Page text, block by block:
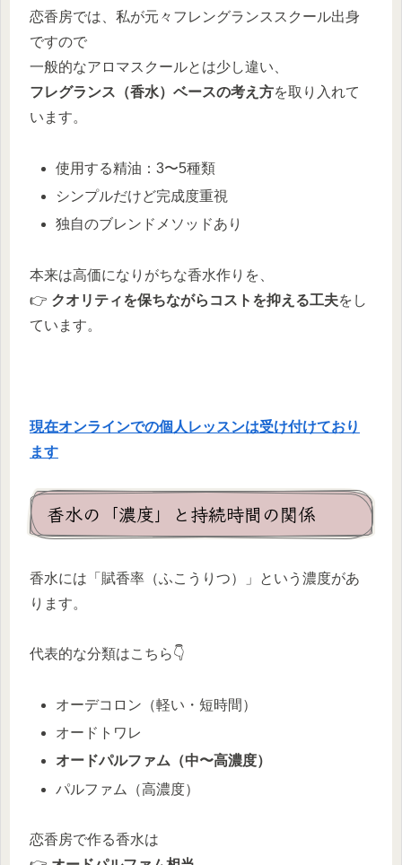
恋香房では、私が元々フレングランススクール出身
ですので
一般的なアロマスクールとは少し違い、
フレグランス（香水）ベースの考え方を取り入れて
います。
使用する精油：3〜5種類
シンプルだけど完成度重視
独自のブレンドメソッドあり
本来は高価になりがちな香水作りを、
👉 クオリティを保ちながらコストを抑える工夫をし
ています。
現在オンラインでの個人レッスンは受け付けており
ます
香水の「濃度」と持続時間の関係
香水には「賦香率（ふこうりつ）」という濃度があ
ります。
代表的な分類はこちら👇
オーデコロン（軽い・短時間）
オードトワレ
オードパルファム（中〜高濃度）
パルファム（高濃度）
恋香房で作る香水は